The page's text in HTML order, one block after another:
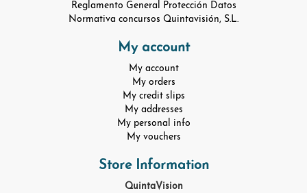
Reglamento General Protección Datos
Normativa concursos Quintavisión, S.L.
My account
My account
My orders
My credit slips
My addresses
My personal info
My vouchers
Store Information
QuintaVision